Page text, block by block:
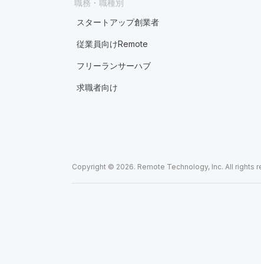
職務・職種別
スタートアップ創業者
従業員向けRemote
フリーランサーハブ
求職者向け
Copyright © 2026. Remote Technology, Inc. All rights